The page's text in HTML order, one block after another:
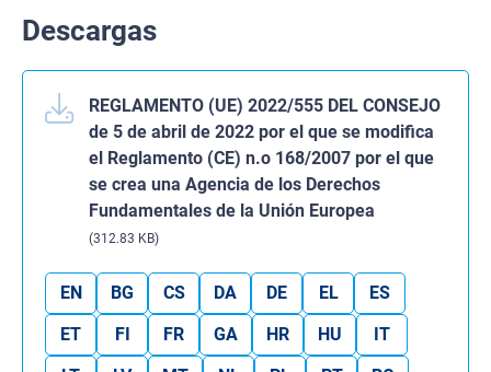
Descargas
REGLAMENTO (UE) 2022/555 DEL CONSEJO
de 5 de abril de 2022 por el que se modifica
el Reglamento (CE) n.o 168/2007 por el que
se crea una Agencia de los Derechos
Fundamentales de la Unión Europea
(312.83 KB)
EN BG CS DA DE EL
ES
ET
FI FR GA HR HU
IT